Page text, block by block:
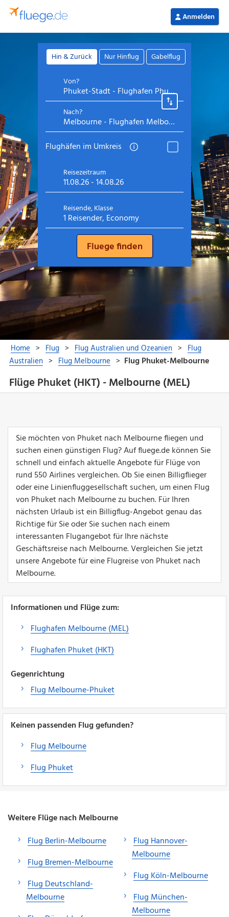
Flüge Phuket (HKT) - Melbourne (MEL)
Sie möchten von Phuket nach Melbourne fliegen und
suchen einen günstigen Flug? Auf fluege.de können Sie
schnell und einfach aktuelle Angebote für Flüge von
rund 550 Airlines vergleichen. Ob Sie einen Billigflieger
oder eine Linienfluggesellschaft suchen, um einen Flug
von Phuket nach Melbourne zu buchen. Für Ihren
nächsten Urlaub ist ein Billigflug-Angebot genau das
Richtige für Sie oder Sie suchen nach einem
interessanten Flugangebot für Ihre nächste
Geschäftsreise nach Melbourne. Vergleichen Sie jetzt
unsere Angebote für eine Flugreise von Phuket nach
Melbourne.
Informationen und Flüge zum:
Flughafen Melbourne (MEL)
Flughafen Phuket (HKT)
Gegenrichtung
Flug Melbourne-Phuket
Keinen passenden Flug gefunden?
Flug Melbourne
Flug Phuket
Weitere Flüge nach Melbourne
Flug Berlin-Melbourne
Flug Bremen-Melbourne
Flug Deutschland-
Melbourne
Flug Hannover-
Melbourne
Flug Köln-Melbourne
Flug München-
Melbourne